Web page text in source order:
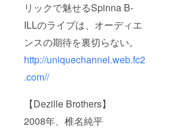
リックで魅せるSpinna B-
ILLのライブは、オーディエ
ンスの期待を裏切らない。
http://uniquechannel.web.fc2
.com//
【Dezille Brothers】
2008年、椎名純平